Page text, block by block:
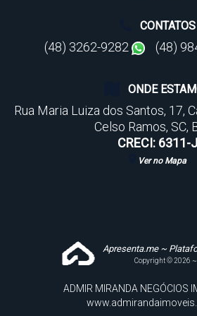
CONTATOS
(48) 3262-9282 (48)
ONDE
Rua Maria Luiza dos Santos, 17,
Celso Ramos, SC,
CRECI: 6311-J
Ver no Mapa
Apresenta.me ~
Copyright © 2026
ADMIR MIRANDA NEGÓCIOS